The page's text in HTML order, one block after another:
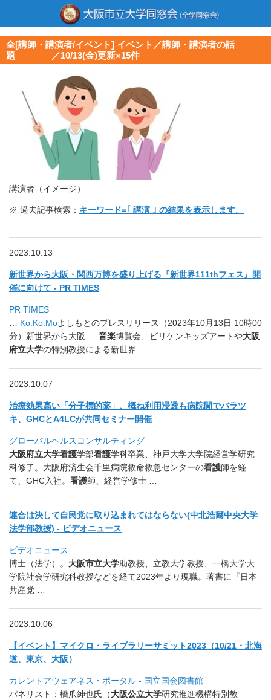
全[講師・講演者/イベント] イベント／講師・講演者の話
題 ／10/13(金)更新×15件
講演者（イメージ）
※ 過去記事検索： キーワード=｢ 講演 ｣ の結果を表示します。
2023.10.13
新世界から大阪・関西万博を盛り上げる『新世界111thフェス』開
催に向けて - PR TIMES
PR TIMES
Ko.Ko.Moよしもとのプレスリリース（2023年10月13日 10時00
分）新世界から大阪 … 音楽博覧会、ビリケンキッズアートや大阪
府立大学の特別教授によ る新世界 …
2023.10.07
治療効果高い「分子標的薬」、概ね利用浸透も病院間でバラツ
キ、 GHCとA4LCが共同セミナー開催
グローバルヘルスコンサルティング
大阪府立大学看護学部看護学科卒業、 神戸大学大学院経営学研究
科修了。 大阪府済生会千里病院救命救急センターの看護師を経
て、 GHC入社。 看護師、経営学修士 …
連合は決して自民党に取り込まれてはならない(中北浩爾中央大学
法学部教授) - ビデオニュース
ビデオニュース
博士（法学）。 大阪市立大学助教授、立教大学教授、 一橋大学大
学院社会学研究科教授などを経て2023年より現職。 著書に『日本
共産党 …
2023.10.06
【イベント】マイクロ・ライブラリーサミット2023（10/21・北海
道、東京、大阪）
カレントアウェアネス・ポータル - 国立国会図書館
パネリスト：橋爪紳也氏（大阪公立大学研究推進機構特別教